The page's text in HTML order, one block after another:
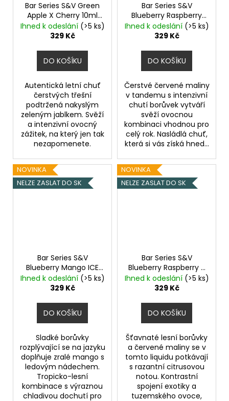
Bar Series S&V Green
Apple X Cherry 10ml
Zelené jablko a třešeň
Ihned k odeslání (>5 ks)
329 Kč
DO KOŠÍKU
Autentická letní chuť
čerstvých třešní
podtržená nakyslým
zeleným jablkem. Svěží
a intenzivní ovocný
zážitek, na který jen tak
nezapomenete.
Bar Series S&V
Blueberry Raspberry
10ml Borůvka a malina
Ihned k odeslání (>5 ks)
329 Kč
DO KOŠÍKU
Čerstvé červené maliny
v tandemu s intenzivní
chutí borůvek vytváří
svěží ovocnou
kombinaci vhodnou pro
celý rok. Nasládlá chuť,
která si vás získá hned...
NOVINKA
NELZE ZASLAT DO SK
Bar Series S&V
Blueberry Mango ICE
10ml Ledová borůvka a
mango
Ihned k odeslání (>5 ks)
329 Kč
DO KOŠÍKU
Sladké borůvky
rozplývající se na jazyku
doplňuje zralé mango s
ledovým nádechem.
Tropicko-lesní
kombinace s výraznou
chladivou dochutí pro
NOVINKA
NELZE ZASLAT DO SK
Bar Series S&V
Blueberry Raspberry X
Lemon Lime 10ml
Borůvka, malina, citron
Ihned k odeslání (>5 ks)
329 Kč
DO KOŠÍKU
Šťavnaté lesní borůvky
a červené maliny se v
tomto liquidu potkávají
s razantní citrusovou
notou. Kontrastní
spojení exotiky a
tuzemského ovoce,